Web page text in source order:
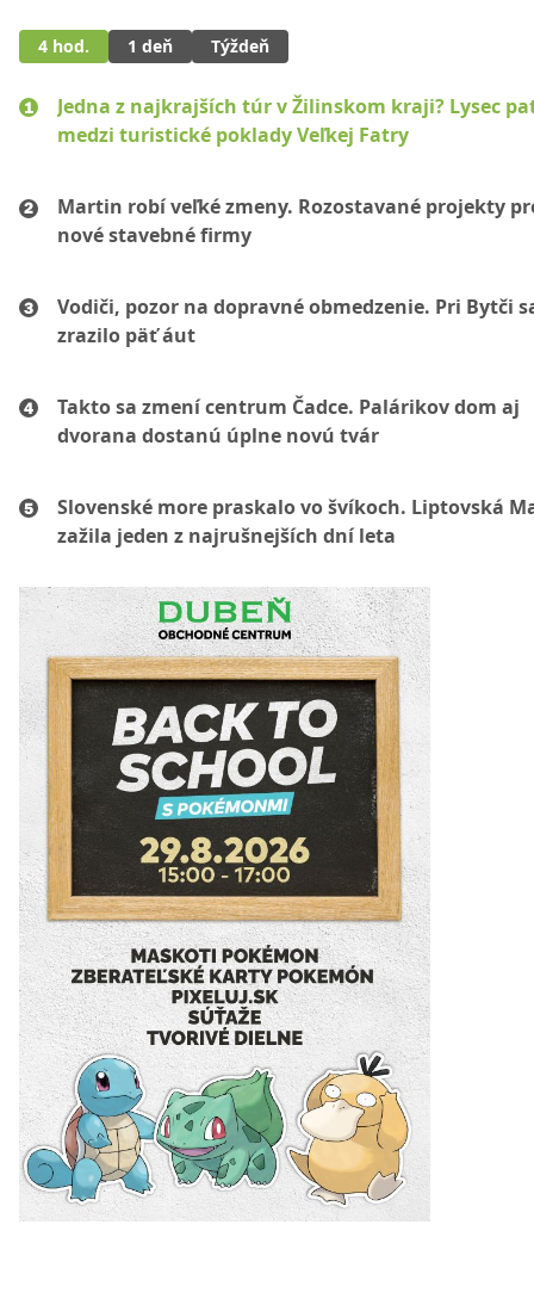
4 hod. 1 deň Týždeň
Jedna z najkrajších túr v Žilinskom kraji? Lysec
medzi turistické poklady Veľkej Fatry
Martin robí veľké zmeny. Rozostavané projekty
nové stavebné firmy
Vodiči, pozor na dopravné obmedzenie. Pri Bytči
zrazilo päť áut
Takto sa zmení centrum Čadce. Palárikov dom aj
dvorana dostanú úplne novú tvár
Slovenské more praskalo vo švíkoch. Liptovská
zažila jeden z najrušnejších dní leta